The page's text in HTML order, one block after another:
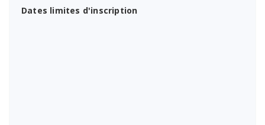
Dates limites d'inscription